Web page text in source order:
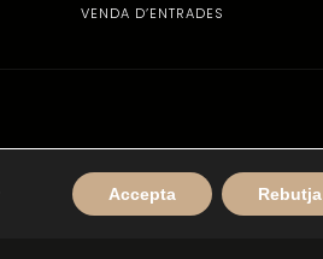
VENDA D’ENTRADES
Accepta Rebutja